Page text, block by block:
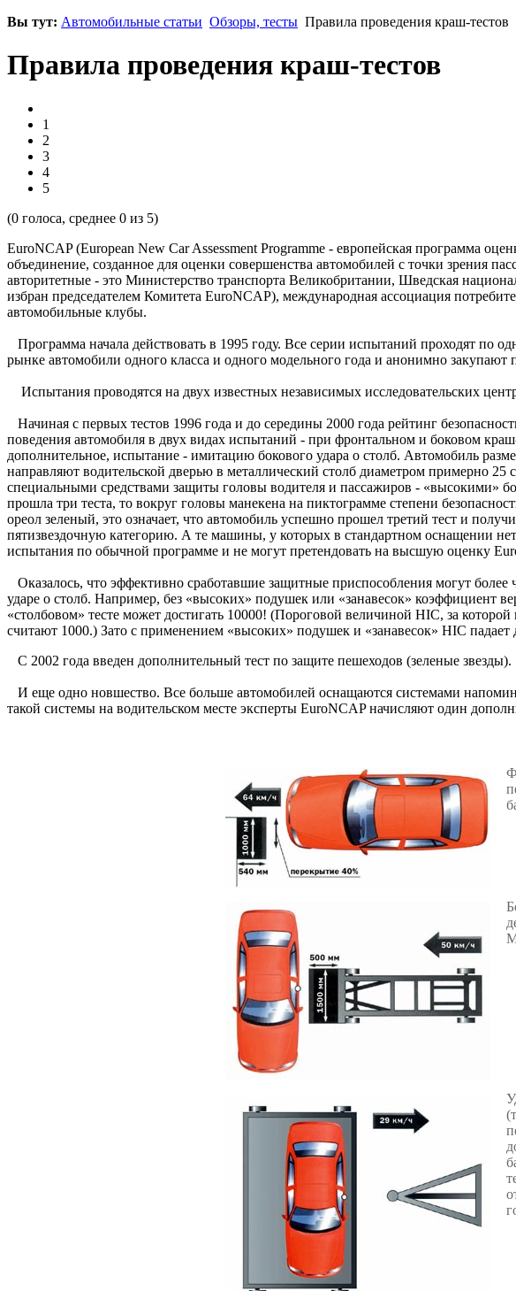
Вы тут: Автомобильные статьи Обзоры, тесты Правила проведения краш-тестов
Правила проведения краш-тестов
1
2
3
4
5
(0 голоса, среднее 0 из 5)
EuroNCAP (European New Car Assessment Programme - европейская программа
объединение, созданное для оценки совершенства автомобилей с точки зрения
авторитетные - это Министерство транспорта Великобритании, Шведская
избран председателем Комитета EuroNCAP), международная ассоциация
автомобильные клубы.
Программа начала действовать в 1995 году. Все серии испытаний проходят по
рынке автомобили одного класса и одного модельного года и анонимно
Испытания проводятся на двух известных независимых исследовательских
Начиная с первых тестов 1996 года и до середины 2000 года рейтинг
поведения автомобиля в двух видах испытаний - при фронтальном и боковом
дополнительное, испытание - имитацию бокового удара о столб. Автомобиль
направляют водительской дверью в металлический столб диаметром примерно 25
специальными средствами защиты головы водителя и пассажиров -
прошла три теста, то вокруг головы манекена на пиктограмме степени
ореол зеленый, это означает, что автомобиль успешно прошел третий тест и
пятизвездочную категорию. А те машины, у которых в стандартном оснащении
испытания по обычной программе и не могут претендовать на высшую оценку
Оказалось, что эффективно сработавшие защитные приспособления могут
ударе о столб. Например, без «высоких» подушек или «занавесок» коэффициент
«столбовом» тесте может достигать 10000! (Пороговой величиной НIС, за
считают 1000.) Зато с применением «высоких» подушек и «занавесок» НIС падает
С 2002 года введен дополнительный тест по защите пешеходов (зеленые звезды).
И еще одно новшество. Все больше автомобилей оснащаются системами
такой системы на водительском месте эксперты EuroNCAP начисляют один